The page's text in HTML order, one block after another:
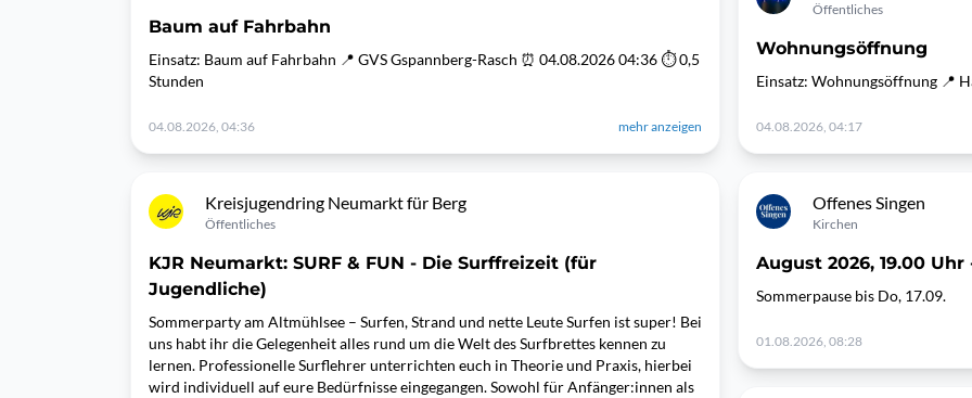
Baum auf Fahrbahn
Einsatz: Baum auf Fahrbahn 📍 GVS Gspannberg-Rasch ⏰ 04.08.2026 04:36 ⏱ 0,5
Stunden
04.08.2026, 04:36 mehr anzeigen
Kreisjugendring Neumarkt für Berg
Öffentliches
KJR Neumarkt: SURF & FUN - Die Surffreizeit (für
Jugendliche)
Sommerparty am Altmühlsee – Surfen, Strand und nette Leute Surfen ist super! Bei
uns habt ihr die Gelegenheit alles rund um die Welt des Surfbrettes kennen zu
lernen. Professionelle Surflehrer unterrichten euch in Theorie und Praxis, hierbei
wird individuell auf eure Bedürfnisse eingegangen. Sowohl für Anfänger:innen als
Öffentliches
Wohnungsöffnung
Einsatz: Wohnungsöffnung 📍
04.08.2026, 04:17
Offenes Singen
Kirchen
August 2026, 19.00
Sommerpause bis Do, 17.09.
01.08.2026, 08:28